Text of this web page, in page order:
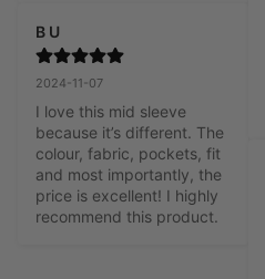
B U
2024-11-07
I love this mid sleeve
because it’s different. The
colour, fabric, pockets, fit
and most importantly, the
price is excellent! I highly
recommend this product.